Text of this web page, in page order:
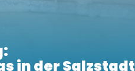
in der Salzstadt